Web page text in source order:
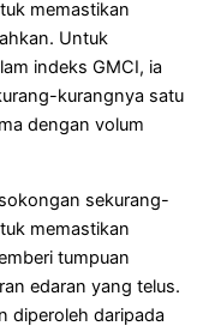
memastikan
Untuk
indeks GMCI, ia
kurangnya satu
dengan volum
sekurang-
memastikan
tumpuan
edaran yang telus.
diperoleh daripada